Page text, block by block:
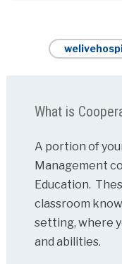
What is
A portion of
Management
Education.
classroom
setting, where
and abilities.